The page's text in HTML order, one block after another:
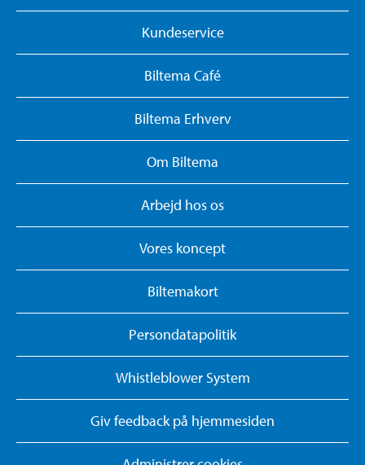
Kundeservice
Biltema Café
Biltema Erhverv
Om Biltema
Arbejd hos os
Vores koncept
Biltemakort
Persondatapolitik
Whistleblower System
Giv feedback på hjemmesiden